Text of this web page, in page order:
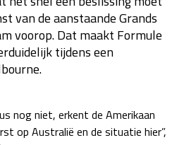
30 okt - 01 nov
za 22:00 - 23:00
zo 21:00 - 23:00
zo 18:00 - 20:00
van de aanstaande Grands
voorop. Dat maakt Formule
tijdens een
nog niet, erkent de Amerikaan
op Australië en de situatie hier”,